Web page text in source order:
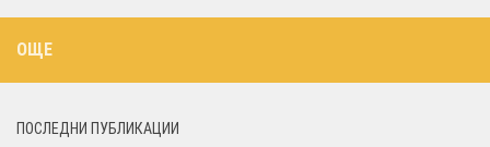
ОЩЕ
ПОСЛЕДНИ ПУБЛИКАЦИИ